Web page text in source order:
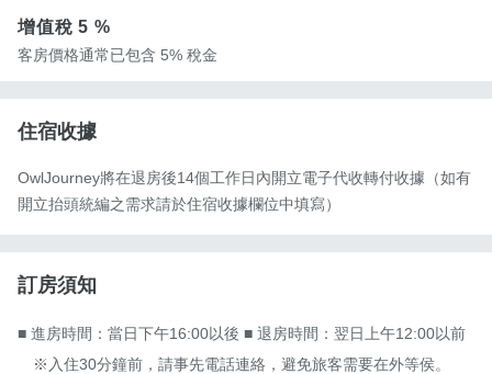
增值稅5 %
客房價格通常已包含 5% 稅金
住宿收據
OwlJourney將在退房後14個工作日內開立電子代收轉付收據（如有
開立抬頭統編之需求請於住宿收據欄位中填寫）
訂房須知
■ 進房時間：當日下午16:00以後 ■ 退房時間：翌日上午12:00以前
※入住30分鐘前，請事先電話連絡，避免旅客需要在外等侯。